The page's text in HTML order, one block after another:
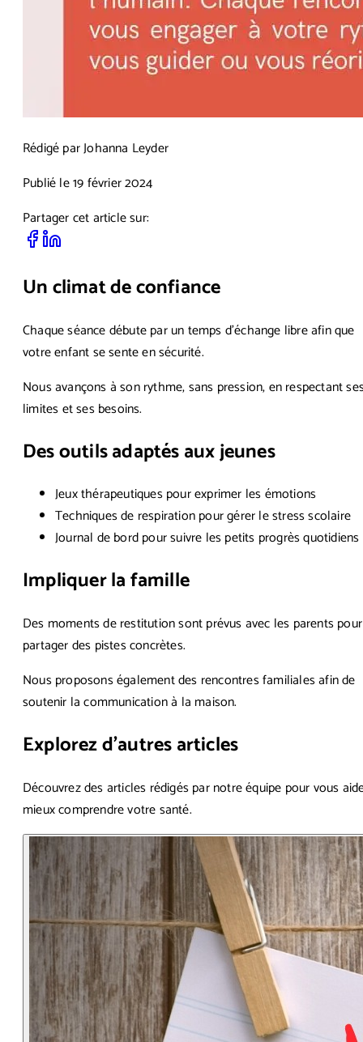
Rédigé parJohanna Leyder
Publié le19 février 2024
Partager cet article sur:
Un climat de confiance
Chaque séance débute par un temps d'échange libre afin que
votre enfant se sente en sécurité.
Nous avançons à son rythme, sans pression, en respectant
limites et ses besoins.
Des outils adaptés aux jeunes
Jeux thérapeutiques pour exprimer les émotions
Techniques de respiration pour gérer le stress scolaire
Journal de bord pour suivre les petits progrès quotidiens
Impliquer la famille
Des moments de restitution sont prévus avec les parents pour
partager des pistes concrètes.
Nous proposons également des rencontres familiales afin de
soutenir la communication à la maison.
Explorez d’autres articles
Découvrez des articles rédigés par notre équipe pour vous
mieux comprendre votre santé.